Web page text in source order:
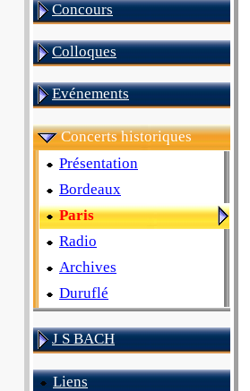
Concours
Colloques
Evénements
Concerts historiques
Présentation
Bordeaux
Paris
Radio
Archives
Duruflé
J S BACH
Liens